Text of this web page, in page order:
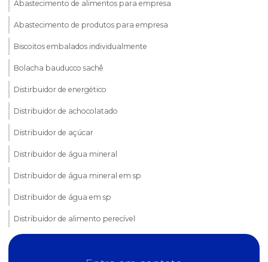
Abastecimento de alimentos para empresa
Abastecimento de produtos para empresa
Biscoitos embalados individualmente
Bolacha bauducco sachê
Distirbuidor de energético
Distribuidor de achocolatado
Distribuidor de açúcar
Distribuidor de água mineral
Distribuidor de água mineral em sp
Distribuidor de água em sp
Distribuidor de alimento perecível
Distribuidor de alimentos